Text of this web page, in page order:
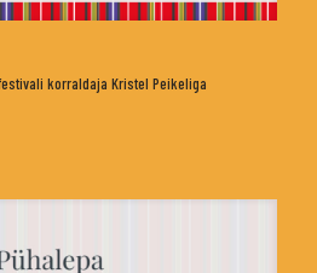
korraldaja Kristel Peikeliga